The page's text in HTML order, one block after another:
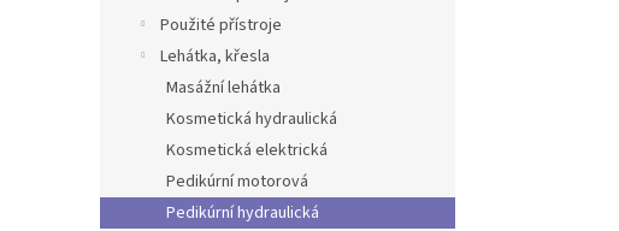
Použité přístroje
Lehátka, křesla
Masážní lehátka
Kosmetická hydraulická
Kosmetická elektrická
Pedikúrní motorová
Pedikúrní hydraulická